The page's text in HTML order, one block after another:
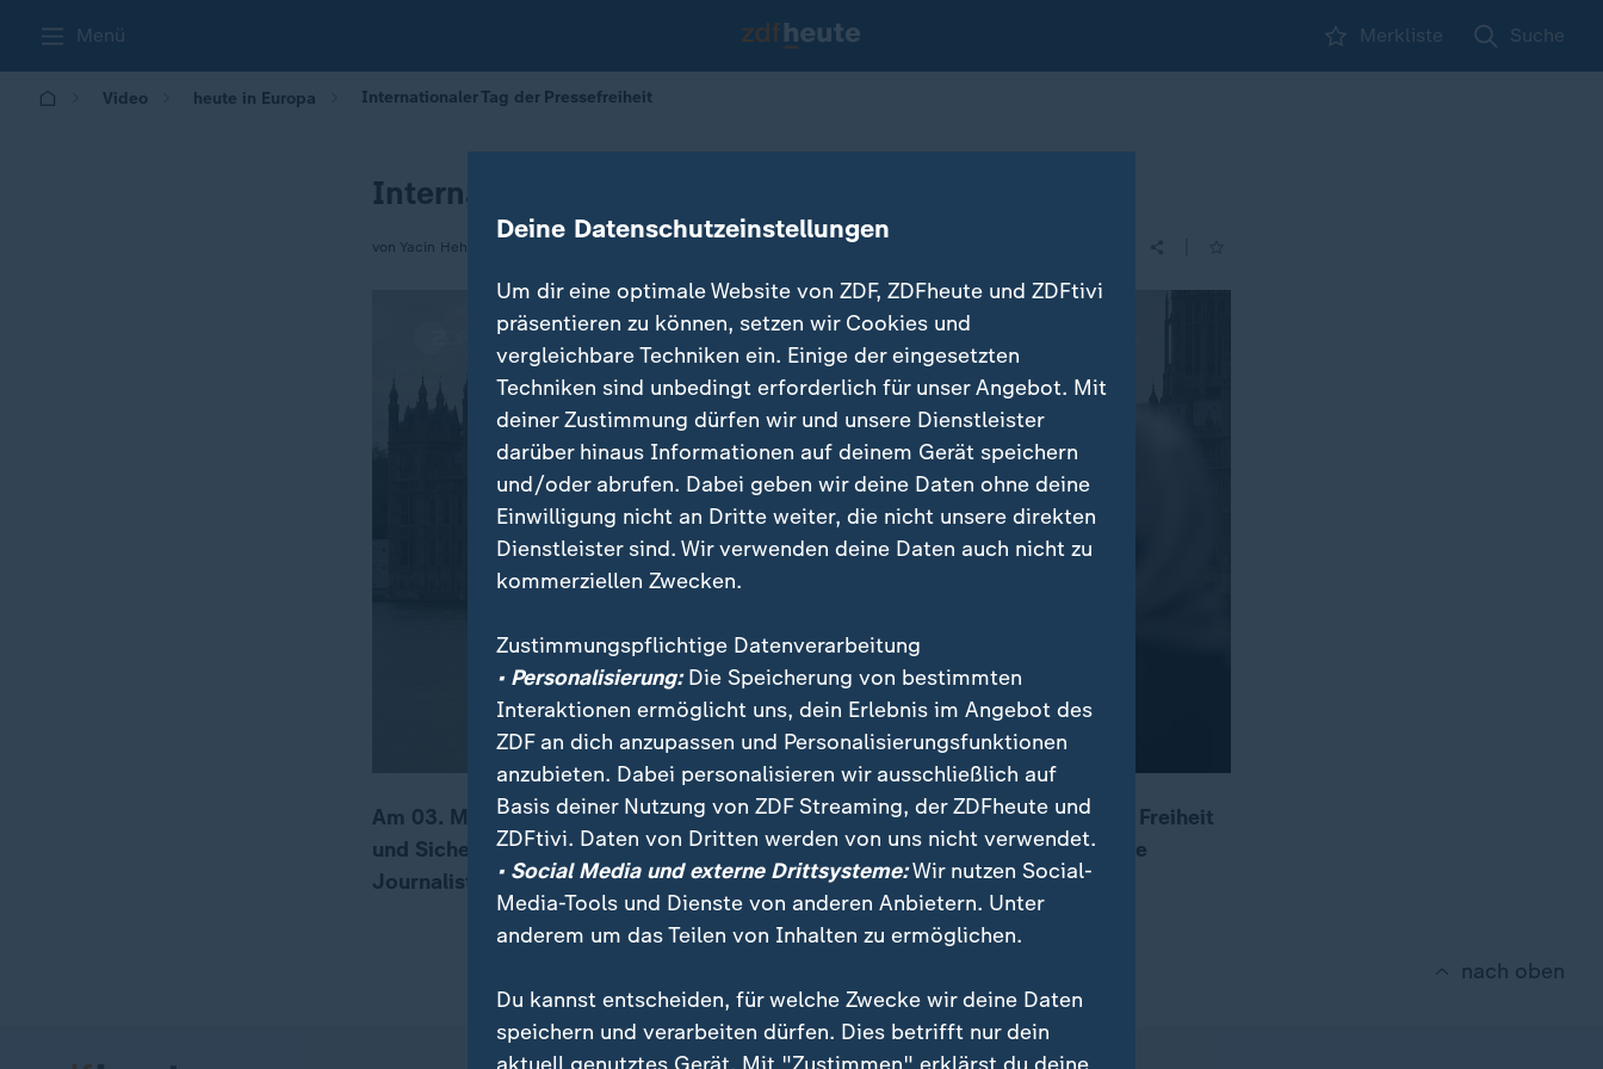
Menü Merkliste Suche
Video heute in Europa Internationaler Tag der Pressefreiheit
Internationaler Tag der Pressefreiheit
von Yacin Hehrlein
00:17 01:54
Am 03. Mai ist der internationale Tag der Pressefreiheit. Wie steht es um die Freiheit
und Sicherheit von Medienschaffenden? Einen Einblick bietet die afghanische
Journalistin Zahra Joya. Sie arbeitet und kämpft aus dem Exil in London.
nach oben
Deine Datenschutzeinstellungen
Um dir eine optimale Website von ZDF, ZDFheute und ZDFtivi
präsentieren zu können, setzen wir Cookies und
vergleichbare Techniken ein. Einige der eingesetzten
Techniken sind unbedingt erforderlich für unser Angebot. Mit
deiner Zustimmung dürfen wir und unsere Dienstleister
darüber hinaus Informationen auf deinem Gerät speichern
und/oder abrufen. Dabei geben wir deine Daten ohne deine
Einwilligung nicht an Dritte weiter, die nicht unsere direkten
Dienstleister sind. Wir verwenden deine Daten auch nicht zu
kommerziellen Zwecken.
Zustimmungspflichtige Datenverarbeitung
• Personalisierung:Die Speicherung von bestimmten
Interaktionen ermöglicht uns, dein Erlebnis im Angebot des
ZDF an dich anzupassen und Personalisierungsfunktionen
anzubieten. Dabei personalisieren wir ausschließlich auf
Basis deiner Nutzung von ZDF Streaming, der ZDFheute und
ZDFtivi. Daten von Dritten werden von uns nicht verwendet.
• Social Media und externe Drittsysteme:Wir nutzen Social-
Media-Tools und Dienste von anderen Anbietern. Unter
anderem um das Teilen von Inhalten zu ermöglichen.
Du kannst entscheiden, für welche Zwecke wir deine Daten
speichern und verarbeiten dürfen. Dies betrifft nur dein